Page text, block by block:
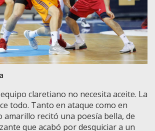
claretiano no necesita aceite. La
todo. Tanto en ataque como en
amarillo recitó una poesía bella, de
que acabó por desquiciar a un